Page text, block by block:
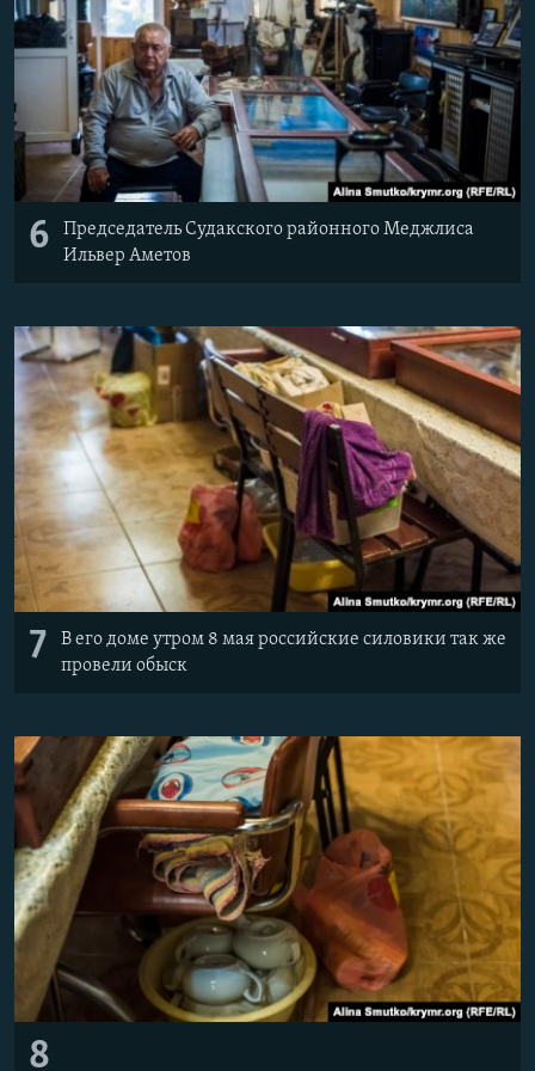
6
Председатель Судакского районного Меджлиса
Ильвер Аметов
7
В его доме утром 8 мая российские силовики так же
провели обыск
8